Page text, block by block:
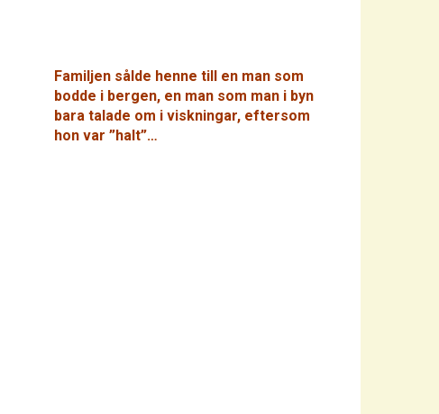
Familjen sålde henne till en man som
bodde i bergen, en man som man i byn
bara talade om i viskningar, eftersom
hon var ”halt”…